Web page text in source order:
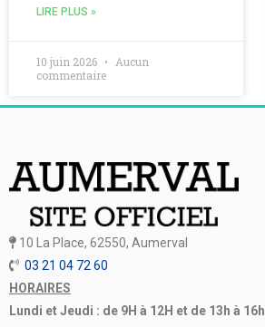
LIRE PLUS »
10 juin 2026
Aucun
commentaire
10 La Place, 62550, Aumerval
03 21 04 72 60
HORAIRES
Lundi et Jeudi : de 9H à 12H et de 13h à 16h